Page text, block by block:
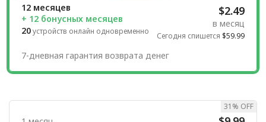
12 месяцев
+ 12 бонусных месяцев
20устройств онлайн одновременно
$2.49
в месяц
Сегодня спишется $59.99
7-дневная гарантия возврата денег
31% OFF